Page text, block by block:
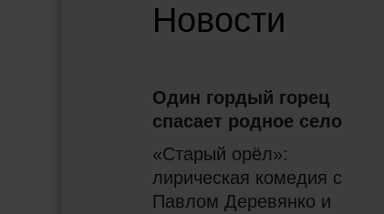
Новости
Один гордый горец
спасает родное село
«Старый орёл»:
лирическая комедия с
Павлом Деревянко и